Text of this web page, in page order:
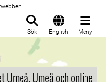
Sök English Meny
Umeå, Umeå och online